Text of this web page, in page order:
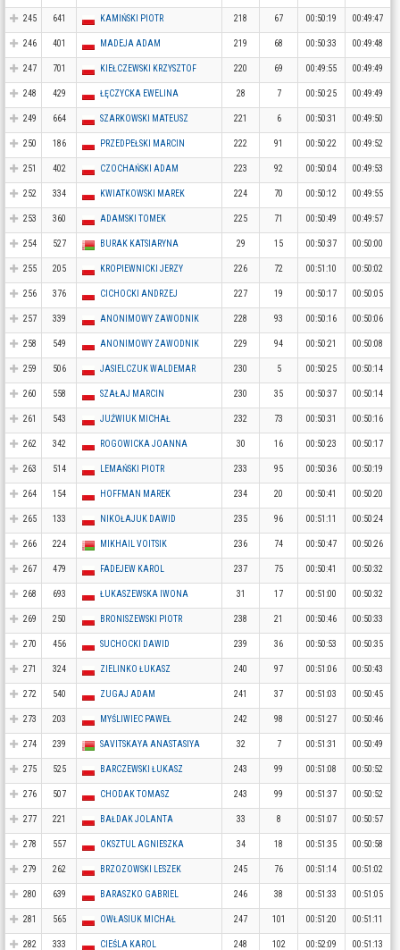
245 641 KAMIŃSKI PIOTR 218 67 00:50:19 00:49:47
246 401 MADEJA ADAM 219 68 00:50:33 00:49:48
247 701 KIEŁCZEWSKI KRZYSZTOF 220 69 00:49:55 00:49:49
248 429 ŁĘCZYCKA EWELINA 28 7 00:50:25 00:49:49
249 664 SZARKOWSKI MATEUSZ 221 6 00:50:31 00:49:50
250 186 PRZEDPEŁSKI MARCIN 222 91 00:50:22 00:49:52
251 402 CZOCHAŃSKI ADAM 223 92 00:50:04 00:49:53
252 334 KWIATKOWSKI MAREK 224 70 00:50:12 00:49:55
253 360 ADAMSKI TOMEK 225 71 00:50:49 00:49:57
254 527 BURAK KATSIARYNA 29 15 00:50:37 00:50:00
255 205 KROPIEWNICKI JERZY 226 72 00:51:10 00:50:02
256 376 CICHOCKI ANDRZEJ 227 19 00:50:17 00:50:05
257 339 ANONIMOWY ZAWODNIK 228 93 00:50:16 00:50:06
258 549 ANONIMOWY ZAWODNIK 229 94 00:50:21 00:50:08
259 506 JASIELCZUK WALDEMAR 230 5 00:50:25 00:50:14
260 558 SZAŁAJ MARCIN 230 35 00:50:37 00:50:14
261 543 JUŹWIUK MICHAŁ 232 73 00:50:31 00:50:16
262 342 ROGOWICKA JOANNA 30 16 00:50:23 00:50:17
263 514 LEMAŃSKI PIOTR 233 95 00:50:36 00:50:19
264 154 HOFFMAN MAREK 234 20 00:50:41 00:50:20
265 133 NIKOŁAJUK DAWID 235 96 00:51:11 00:50:24
266 224 MIKHAIL VOITSIK 236 74 00:50:47 00:50:26
267 479 FADEJEW KAROL 237 75 00:50:41 00:50:32
268 693 ŁUKASZEWSKA IWONA 31 17 00:51:00 00:50:32
269 250 BRONISZEWSKI PIOTR 238 21 00:50:46 00:50:33
270 456 SUCHOCKI DAWID 239 36 00:50:53 00:50:35
271 324 ZIELINKO ŁUKASZ 240 97 00:51:06 00:50:43
272 540 ZUGAJ ADAM 241 37 00:51:03 00:50:45
273 203 MYŚLIWIEC PAWEŁ 242 98 00:51:27 00:50:46
274 239 SAVITSKAYA ANASTASIYA 32 7 00:51:31 00:50:49
275 525 BARCZEWSKI ŁUKASZ 243 99 00:51:08 00:50:52
276 507 CHODAK TOMASZ 243 99 00:51:37 00:50:52
277 221 BAŁDAK JOLANTA 33 8 00:51:07 00:50:57
278 557 OKSZTUL AGNIESZKA 34 18 00:51:35 00:50:58
279 262 BRZOZOWSKI LESZEK 245 76 00:51:14 00:51:02
280 639 BARASZKO GABRIEL 246 38 00:51:33 00:51:05
281 565 OWŁASIUK MICHAŁ 247 101 00:51:20 00:51:11
282 333 CIEŚLA KAROL 248 102 00:52:09 00:51:13